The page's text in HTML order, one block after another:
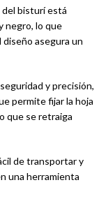
del bisturí está
negro, lo que
asegura un
y precisión,
permite fijar la hoja
que se retraiga
de transportar y
una herramienta